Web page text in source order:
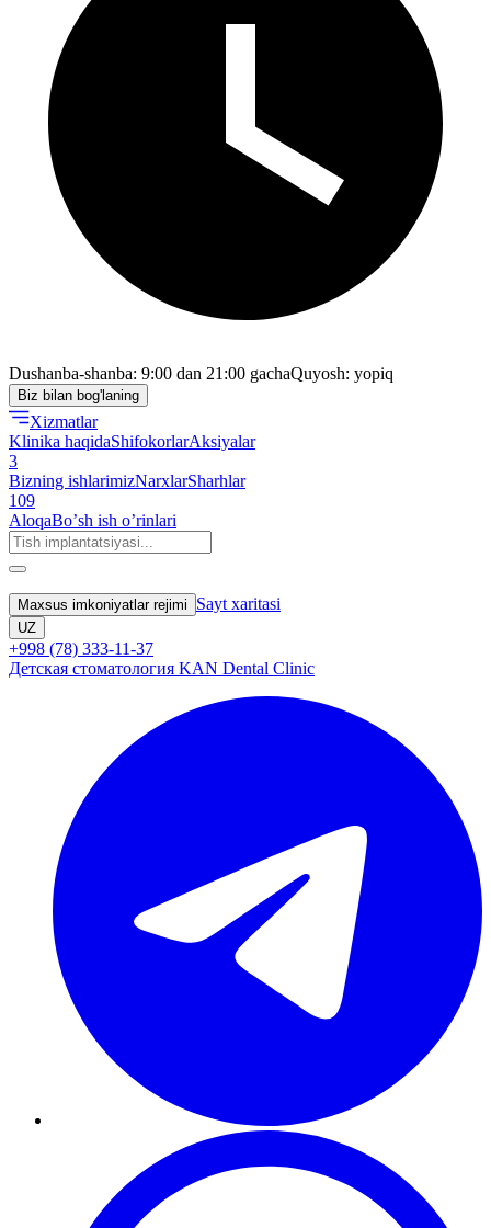
Dushanba-shanba: 9:00 dan 21:00 gachaQuyosh: yopiq
Biz bilan bog'laning
Xizmatlar
Klinika haqidaShifokorlarAksiyalar
3
Bizning ishlarimizNarxlarSharhlar
109
AloqaBoʼsh ish oʼrinlari
Maxsus imkoniyatlar rejimi Sayt xaritasi
UZ
+998 (78) 333-11-37
Детская стоматология KAN Dental Clinic